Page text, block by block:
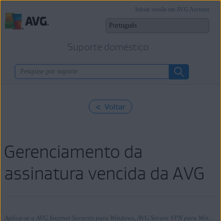
Suporte doméstico
Iniciar sessão em AVG Account
< Voltar
Gerenciamento da
assinatura vencida da AVG
Aplica-se a AVG Internet Security para Windows, AVG Secure VPN para Windows, AVG TuneUp para Windows, AVG AntiTrack para Windows, AVG Internet Security para Mac, AVG Secure VPN para Mac, AVG TuneUp para Mac, AVG AntiTrack para Mac